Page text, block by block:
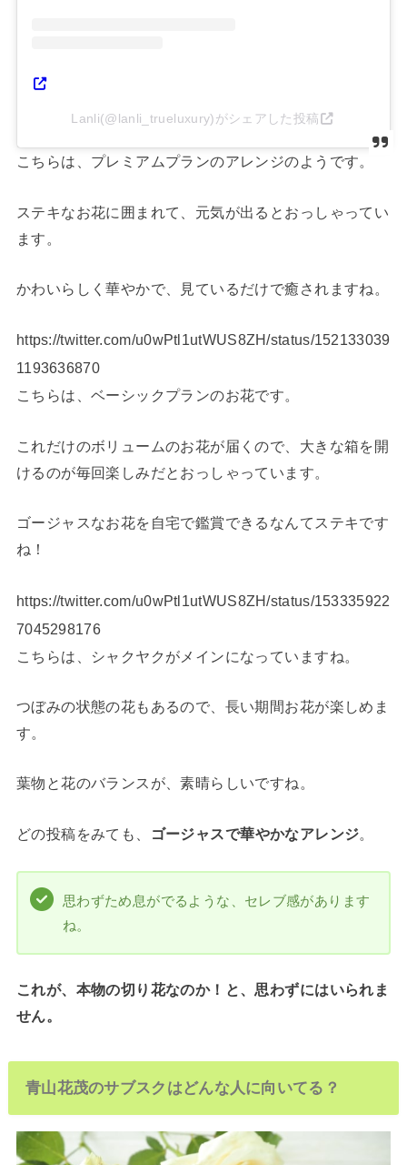
Lanli(@lanli_trueluxury)がシェアした投稿
こちらは、プレミアムプランのアレンジのようです。
ステキなお花に囲まれて、元気が出るとおっしゃってい
ます。
かわいらしく華やかで、見ているだけで癒されますね。
https://twitter.com/u0wPtl1utWUS8ZH/status/152133039
1193636870
こちらは、ベーシックプランのお花です。
これだけのボリュームのお花が届くので、大きな箱を開
けるのが毎回楽しみだとおっしゃっています。
ゴージャスなお花を自宅で鑑賞できるなんてステキです
ね！
https://twitter.com/u0wPtl1utWUS8ZH/status/153335922
7045298176
こちらは、シャクヤクがメインになっていますね。
つぼみの状態の花もあるので、長い期間お花が楽しめま
す。
葉物と花のバランスが、素晴らしいですね。
どの投稿をみても、 ゴージャスで華やかなアレンジ
思わずため息がでるような、セレブ感があります
ね。
これが、本物の切り花なのか！と、思わずにはいられま
せん。
青山花茂のサブスクはどんな人に向いてる？